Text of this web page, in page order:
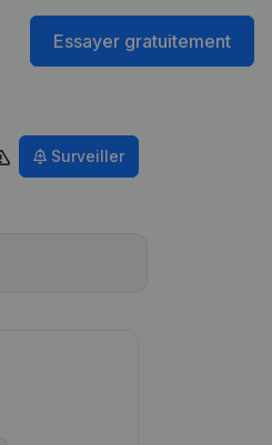
Essayer gratuitement
Surveiller